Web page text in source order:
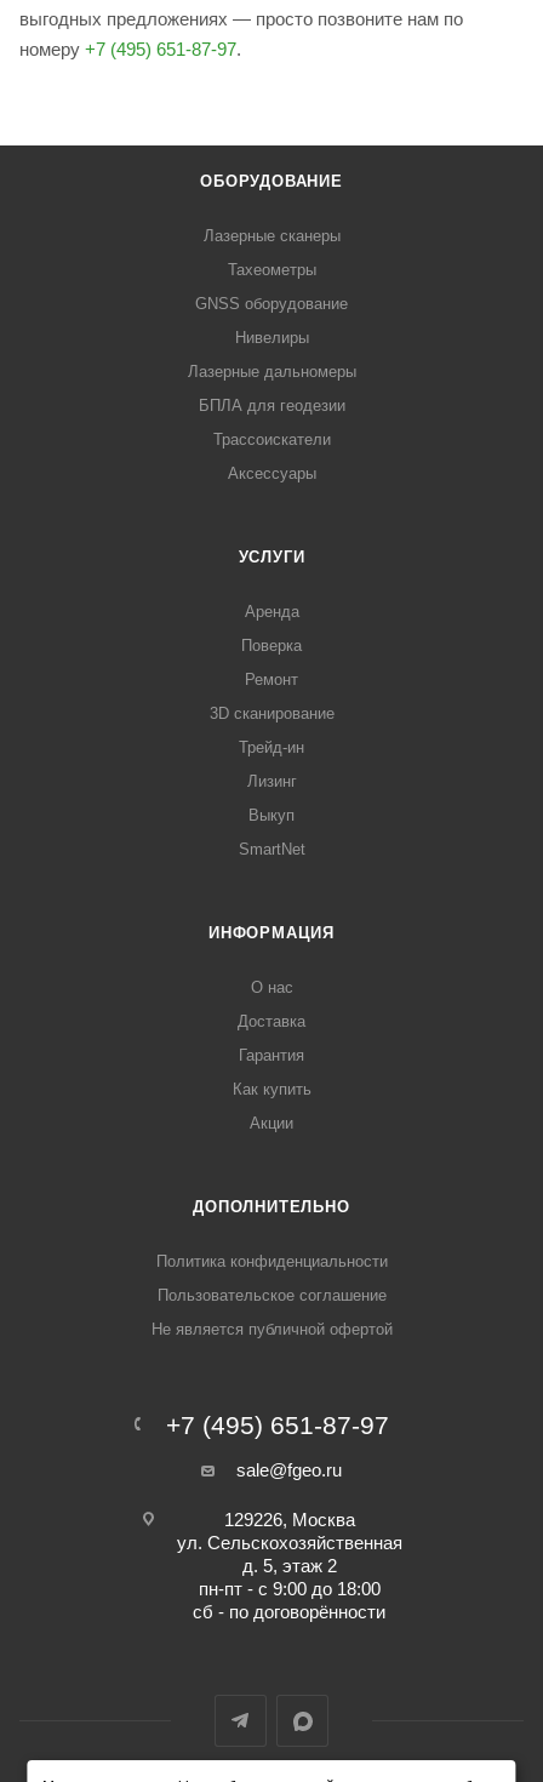
выгодных предложениях — просто позвоните нам по
номеру +7 (495) 651-87-97.
ОБОРУДОВАНИЕ
Лазерные сканеры
Тахеометры
GNSS оборудование
Нивелиры
Лазерные дальномеры
БПЛА для геодезии
Трассоискатели
Аксессуары
УСЛУГИ
Аренда
Поверка
Ремонт
3D сканирование
Трейд-ин
Лизинг
Выкуп
SmartNet
ИНФОРМАЦИЯ
О нас
Доставка
Гарантия
Как купить
Акции
ДОПОЛНИТЕЛЬНО
Политика конфиденциальности
Пользовательское соглашение
Не является публичной офертой
+7 (495) 651-87-97
sale@fgeo.ru
129226, Москва
ул. Сельскохозяйственная
д. 5, этаж 2
пн-пт - с 9:00 до 18:00
сб - по договорённости